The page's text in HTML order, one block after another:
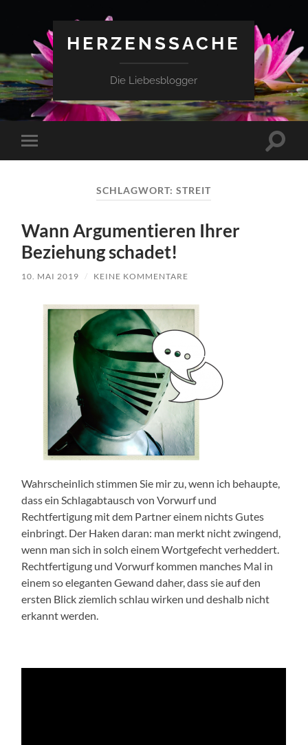
HERZENSSACHE
Die Liebesblogger
Mobile-
Menü
SCHLAGWORT:STREIT
Wann Argumentieren Ihrer
Beziehung schadet!
10. MAI 2019 / KEINE KOMMENTARE
Wahrscheinlich stimmen Sie mir zu, wenn ich behaupte,
dass ein Schlagabtausch von Vorwurf und
Rechtfertigung mit dem Partner einem nichts Gutes
einbringt. Der Haken daran: man merkt nicht zwingend,
wenn man sich in solch einem Wortgefecht verheddert.
Rechtfertigung und Vorwurf kommen manches Mal in
einem so eleganten Gewand daher, dass sie auf den
ersten Blick ziemlich schlau wirken und deshalb nicht
erkannt werden.